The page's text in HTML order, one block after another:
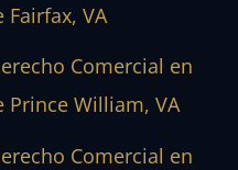
Fairfax, VA
Comercial en
Prince William, VA
Comercial en